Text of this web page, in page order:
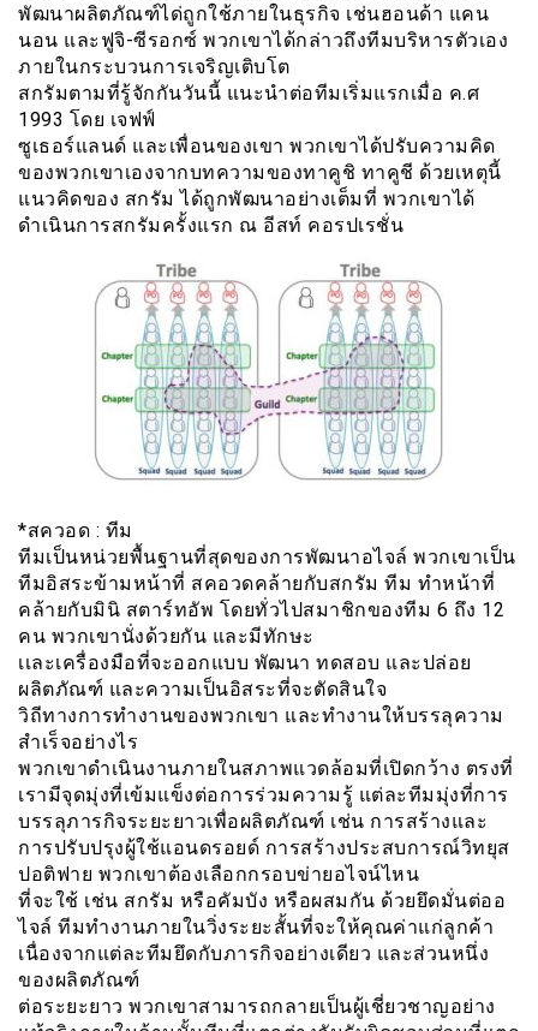
พัฒนาผลิตภัณฑ์ได่ถูกใช้ภายในธุรกิจ เช่นฮอนด้า แคน
นอน และฟูจิ-ซีรอกซ์ พวกเขาได้กล่าวถึงทีมบริหารตัวเอง
ภายในกระบวนการเจริญเติบโต
สกรัมตามที่รู้จักกันวันนี้ แนะนำต่อทีมเริ่มแรกเมื่อ ค.ศ
1993 โดย เจฟฟ์
ซูเธอร์แลนด์ และเพื่อนของเขา พวกเขาได้ปรับความคิด
ของพวกเขาเองจากบทความของทาคูชิ ทาคูชี ด้วยเหตุนี้
แนวคิดของ สกรัม ได้ถูกพัฒนาอย่างเต็มที่ พวกเขาได้
ดำเนินการสกรัมครั้งแรก ณ อีสท์ คอรปเรชั่น
*สควอด : ทีม
ทีมเป็นหน่วยพื้นฐานที่สุดของการพัฒนาอไจล์ พวกเขาเป็น
ทีมอิสระข้ามหน้าที่ สคอวดคล้ายกับสกรัม ทีม ทำหน้าที่
คล้ายกับมินิ สตาร์ทอัพ โดยทั่วไปสมาชิกของทีม 6 ถึง 12
คน พวกเขานั่งด้วยกัน และมีทักษะ
เเละเครื่องมือที่จะออกแบบ พัฒนา ทดสอบ และปล่อย
ผลิตภัณฑ์ และความเป็นอิสระที่จะตัดสินใจ
วิถีทางการทำงานของพวกเขา และทำงานให้บรรลุความ
สำเร็จอย่างไร
พวกเขาดำเนินงานภายในสภาพแวดล้อมที่เปิดกว้าง ตรงที่
เรามีจุดมุ่งที่เข้มแข็งต่อการร่วมความรู้ แต่ละทีมมุ่งที่การ
บรรลุภารกิจระยะยาวเพื่อผลิตภัณฑ์ เช่น การสร้างและ
การปรับปรุงผู้ใช้แอนดรอยด์ การสร้างประสบการณ์วิทยุส
ปอติฟาย พวกเขาต้องเลือกกรอบข่ายอไจน์ไหน
ที่จะใช้ เช่น สกรัม หรือคัมบัง หรือผสมกัน ด้วยยึดมั่นต่ออ
ไจล์ ทีมทำงานภายในวิ่งระยะสั้นที่จะให้คุณค่าแก่ลูกค้า
เนื่องจากแต่ละทีมยึดกับภารกิจอย่างเดียว และส่วนหนึ่ง
ของผลิตภัณฑ์
ต่อระยะยาว พวกเขาสามารถกลายเป็นผู้เชี่ยวชาญอย่าง